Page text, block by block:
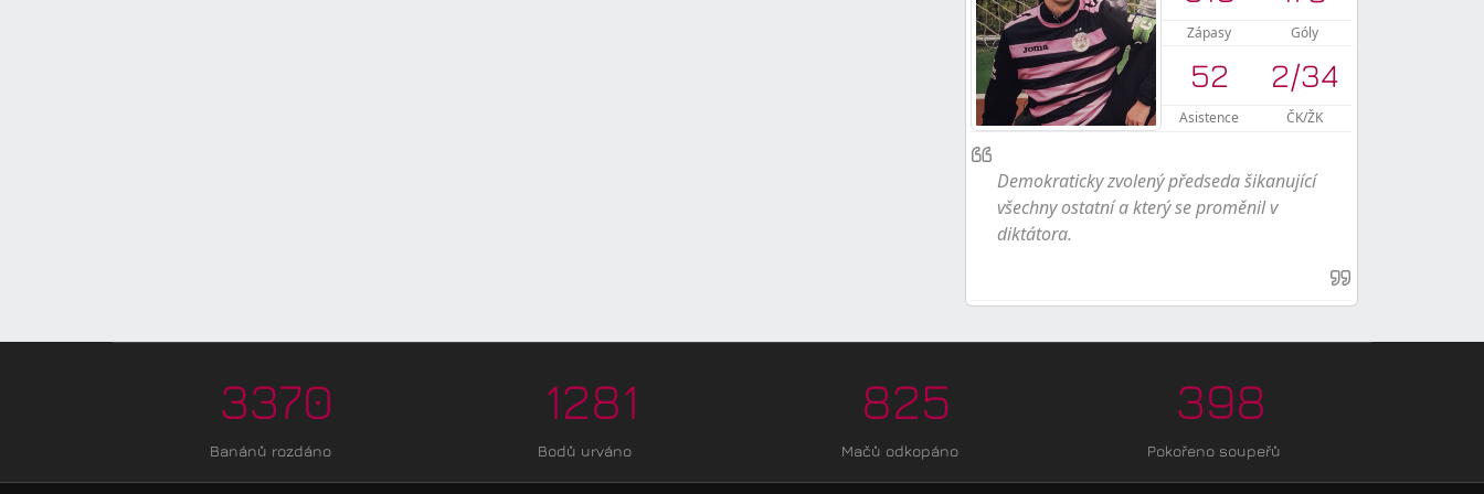
Zápasy Góly
52 2/34
Asistence ČK/ŽK
Demokraticky zvolený předseda šikanující
všechny ostatní a který se proměnil v
diktátora.
3370
Banánů rozdáno
1281
Bodů urváno
825
Mačů odkopáno
398
Pokořeno soupeřů